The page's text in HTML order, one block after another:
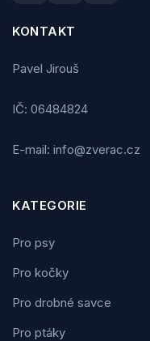
KONTAKT
Pavel Jirouš
IČ: 06484824
E-mail: info@zverac.cz
KATEGORIE
Pro psy
Pro kočky
Pro drobné savce
Pro ptáky